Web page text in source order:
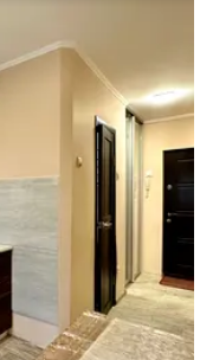
Два працюючі нові
магазин Поруч
Магазини,
Катерина АН Ексклюзив